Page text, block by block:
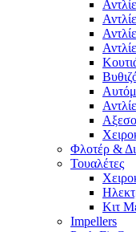
Φλοτέρ &
Τουαλέτες
Κιτ
Impellers